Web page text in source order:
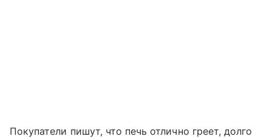
Покупатели пишут, что печь отлично греет, долго